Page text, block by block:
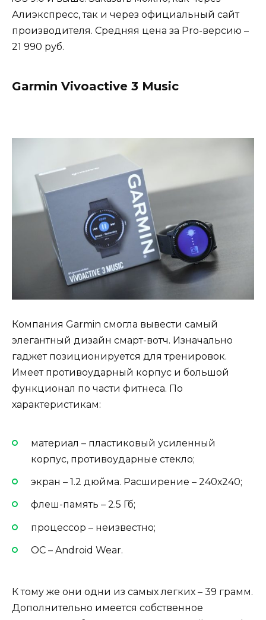
Алиэкспресс, так и через официальный сайт
производителя. Средняя цена за Pro-версию –
21 990 руб.
Garmin Vivoactive 3 Music
Компания Garmin смогла вывести самый
элегантный дизайн смарт-вотч. Изначально
гаджет позиционируется для тренировок.
Имеет противоударный корпус и большой
функционал по части фитнеса. По
характеристикам:
материал – пластиковый усиленный
корпус, противоударные стекло;
экран – 1.2 дюйма. Расширение – 240х240;
флеш-память – 2.5 Гб;
процессор – неизвестно;
ОС – Android Wear.
К тому же они одни из самых легких – 39 грамм.
Дополнительно имеется собственное